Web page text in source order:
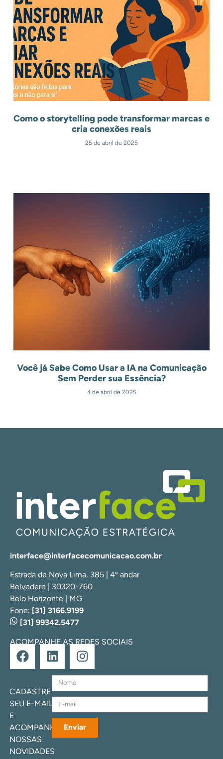
Como o storytelling pode transformar marcas e
cria conexões reais
25 de abril de 2025
Você já Sabe Como Usar a IA na Comunicação
Sem Perder sua Essência?
4 de abril de 2025
interface@interfacecomunicacao.com.br
Estrada de Nova Lima, 385 | 4º andar
Belvedere | 30320-760
Belo Horizonte | MG
Fone: [31] 3166.9199
[31] 99342.5477
ACOMPANHE AS REDES SOCIAIS
CADASTRE
SEU E-MAIL
E
ACOMPANHE
NOSSAS
NOVIDADES
Enviar